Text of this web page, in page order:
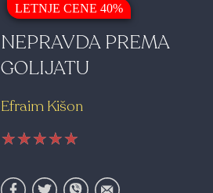
LETNJE CENE 40%
NEPRAVDA PREMA
GOLIJATU
Efraim Kišon
★★★★★
★★★★★
★★★★★